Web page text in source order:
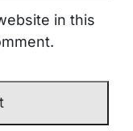
in this